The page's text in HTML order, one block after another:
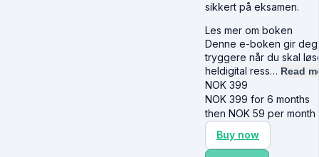
sikkert på eksamen.
Les mer om boken
Denne e-boken gir
tryggere når du skal
heldigital ress… Read
NOK 399
NOK 399 for 6 months
then NOK 59 per month
Buy now